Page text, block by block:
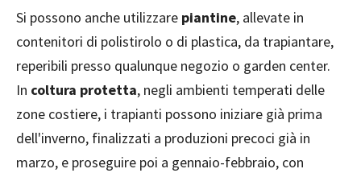
Si possono anche utilizzare piantine, allevate in
contenitori di polistirolo o di plastica, da trapiantare,
reperibili presso qualunque negozio o garden center.
In coltura protetta, negli ambienti temperati delle
zone costiere, i trapianti possono iniziare già prima
dell'inverno, finalizzati a produzioni precoci già in
marzo, e proseguire poi a gennaio-febbraio, con